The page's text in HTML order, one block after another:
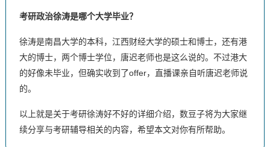
考研政治徐涛是哪个大学毕业？
徐涛是南昌大学的本科，江西财经大学的硕士和博士，还有港
大的博士，两个博士学位，唐迟老师也是这么说的。不过港大
的好像未毕业，但确实收到了offer，直播课亲自听唐迟老师说
的。
以上就是关于考研徐涛好不好的详细介绍，数豆子将为大家继
续分享与考研辅导相关的内容，希望本文对你有所帮助。